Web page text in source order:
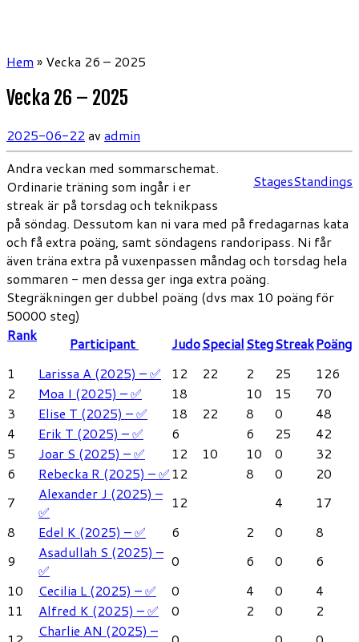
Hem » Vecka 26 – 2025
Vecka 26 – 2025
2025-06-22 av admin
StagesStandings
Andra veckan med sommarschemat.
Ordinarie träning som ingår i er
streak är på torsdag och teknikpass
på söndag. Dessutom kan ni vara med på fredagarnas kata
och få extra poäng, samt söndagens randoripass. Ni får
även träna extra på vuxenpassen måndag och torsdag hela
sommaren - men dessa ger inga extra poäng.
Stegräkningen ger dubbel poäng (dvs max 10 poäng för
50000 steg)
Rank
Participant JudoSpecialStegStreakPoäng
1
Larissa A (2025) – ✅ 12 22 2 25
126
2
Moa I (2025) – ✅ 18 10 15
70
3
Elise T (2025) – ✅ 18 22 8 0
48
4
Erik T (2025) – ✅ 6 6 25
42
5
Joar S (2025) – ✅ 12 10 10 0
32
6
Rebecka R (2025) – ✅12 8 0
20
7
Alexander J (2025) –
✅
12 4
17
8
Edel K (2025) – ✅ 6 2 0
8
9
Asadullah S (2025) –
✅
0 6 0
6
10
Cecilia L (2025) – ✅ 0 4 0
4
11
Alfred K (2025) – ✅ 0 2 0
2
Charlie AN (2025) –